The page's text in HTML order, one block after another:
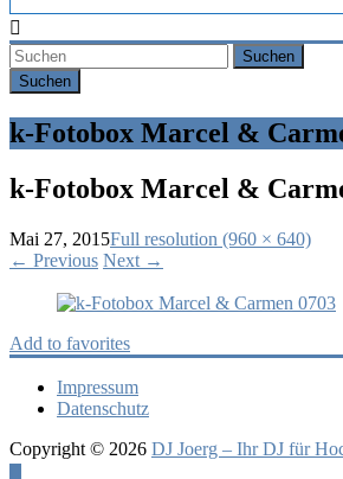
Suchen
k-Fotobox Marcel &
k-Fotobox Marcel &
Mai 27, 2015Full resolution (960 × 640)
← Previous Next →
Add to favorites
Impressum
Datenschutz
Copyright © 2026 DJ Joerg – Ihr DJ für